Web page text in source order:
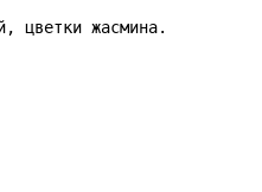
цветки жасмина.